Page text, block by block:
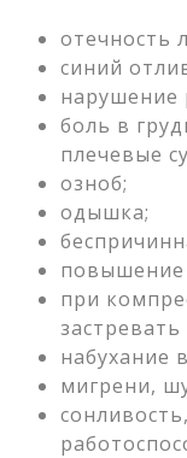
отечность
синий
нарушение
боль в
плечевые
озноб;
одышка;
повышение
при
застревать
набухание
мигрени,